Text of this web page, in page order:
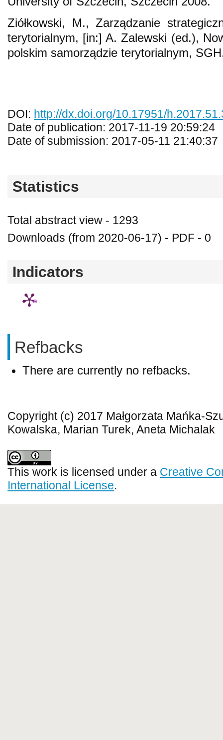
Ziółkowski, M., Zarządzanie
terytorialnym, [in:] A. Zalewski (ed.),
polskim samorządzie terytorialnym,
DOI: http://dx.doi.org/10.17951/
Date of publication: 2017-11-19 20:59:24
Date of submission: 2017-05-11 21:40:37
Statistics
Total abstract view - 1293
Downloads (from 2020-06-17) - PDF - 0
Indicators
Refbacks
There are currently no refbacks.
Copyright (c) 2017 Małgorzata Mańka-
Kowalska, Marian Turek, Aneta Michalak
This work is licensed under a Creative
International License.